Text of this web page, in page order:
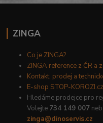
ZINGA
Co je ZINGA?
ZINGA reference z ČR a
Kontakt: prodej a
E-shop STOP-KOROZI.cz
Hledáme prodejce pro
Volejte 734 149 007
zinga@dinoservis.cz